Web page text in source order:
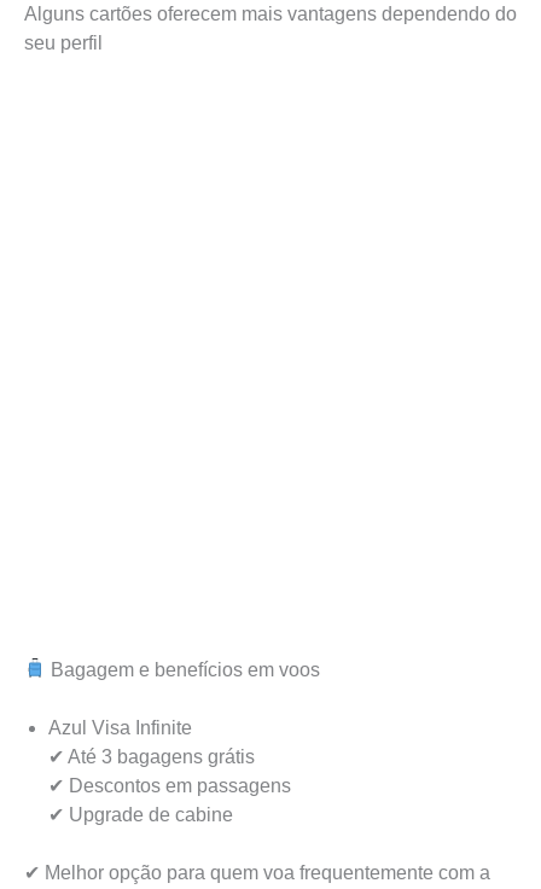
Alguns cartões oferecem mais vantagens dependendo do
seu perfil
Bagagem e benefícios em voos
Azul Visa Infinite
✔ Até 3 bagagens grátis
✔ Descontos em passagens
✔ Upgrade de cabine
✔ Melhor opção para quem voa frequentemente com a